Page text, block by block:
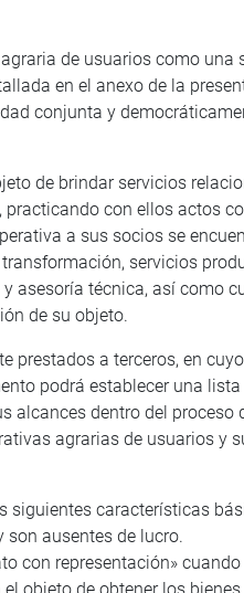
de usuarios como una
en el anexo de la
conjunta y
de brindar servicios
con ellos actos
a sus socios se
servicios
asesoría técnica, así como
de su objeto.
prestados a terceros, en
podrá establecer una
alcances dentro del proceso
agrarias de usuarios y
siguientes características
son ausentes de lucro.
con representación»